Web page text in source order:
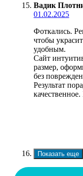
Вадик
01.02.2025
Фоткались.
чтобы
удобным.
Сайт
размер,
без
Результат
Показать еще